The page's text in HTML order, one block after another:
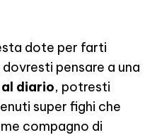
dote per farti
pensare a una
diario, potresti
super fighi che
compagno di